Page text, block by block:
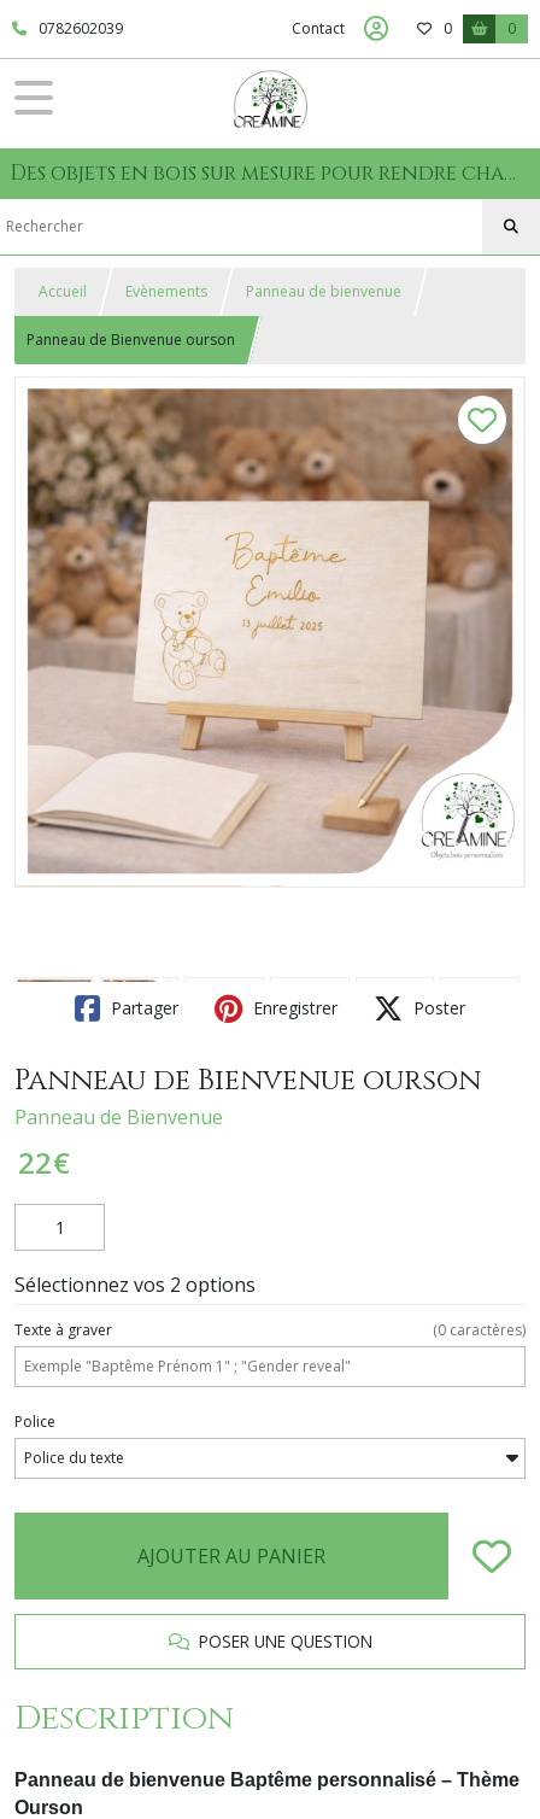
0782602039 Contact 0 0
Des objets en bois sur mesure pour rendre chaque moment unique
Accueil Evènements Panneau de bienvenue
Panneau de Bienvenue ourson
Partager Enregistrer Poster
Panneau de Bienvenue ourson
Panneau de Bienvenue
22€
Sélectionnez vos 2 options
Texte à graver (0 caractères)
Police
AJOUTER AU PANIER
POSER UNE QUESTION
Description
Panneau de bienvenue Baptême personnalisé – Thème
Ourson